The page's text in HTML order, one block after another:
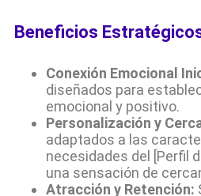
Beneficios
Conexión Emocional
diseñados para
emocional y positivo.
Personalización y
adaptados a las
necesidades del [Perfil
una sensación de
Atracción y Retención: